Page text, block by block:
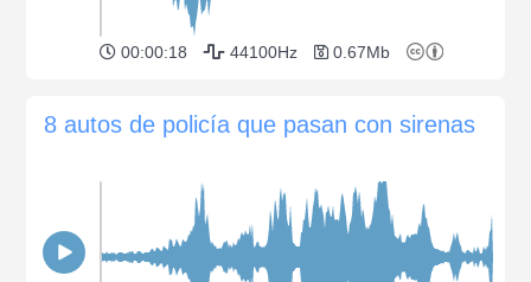
00:00:18 44100Hz 0.67Mb
8 autos de policía que pasan con sirenas